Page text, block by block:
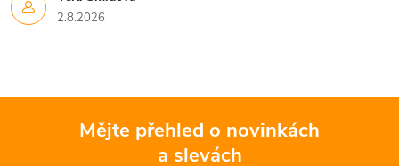
2.8.2026
Mějte přehled o novinkách
a slevách